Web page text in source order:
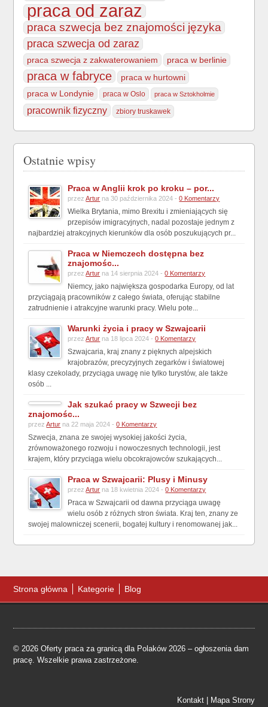
praca od zaraz
praca szwecja bez znajomości języka
praca szwecja od zaraz
praca szwecja z zakwaterowaniem praca w berlinie
praca w fabryce
praca w hurtowni
praca w Londynie
praca w Oslo praca w Sztokholmie
pracownik fizyczny zbiory truskawek
Ostatnie wpisy
Praca w Anglii krok po kroku – por...
przezArtur na 30 października 2024 -0 Komentarzy
Wielka Brytania, mimo Brexitu i zmieniających się
przepisów imigracyjnych, nadal pozostaje jednym z
najbardziej atrakcyjnych kierunków dla osób poszukujących pr...
Praca w Niemczech dostępna bez
znajomośc...
przezArtur na 14 sierpnia 2024 -0 Komentarzy
Niemcy, jako największa gospodarka Europy, od lat
przyciągają pracowników z całego świata, oferując stabilne
zatrudnienie i atrakcyjne warunki pracy. Wielu pote...
Warunki życia i pracy w Szwajcarii
przezArtur na 18 lipca 2024 -0 Komentarzy
Szwajcaria, kraj znany z pięknych alpejskich
krajobrazów, precyzyjnych zegarków i światowej
klasy czekolady, przyciąga uwagę nie tylko turystów, ale także
osób ...
Jak szukać pracy w Szwecji bez
znajomośc...
przezArtur na 22 maja 2024 -0 Komentarzy
Szwecja, znana ze swojej wysokiej jakości życia,
zrównoważonego rozwoju i nowoczesnych technologii, jest
krajem, który przyciąga wielu obcokrajowców szukających...
Praca w Szwajcarii: Plusy i Minusy
przezArtur na 18 kwietnia 2024 -0 Komentarzy
Praca w Szwajcarii od dawna przyciąga uwagę
wielu osób z różnych stron świata. Kraj ten, znany ze
swojej malowniczej scenerii, bogatej kultury i renomowanej jak...
Strona główna Kategorie Blog
© 2026 Oferty praca za granicą dla Polaków 2026 – ogłoszenia dam
pracę. Wszelkie prawa zastrzeżone.
Kontakt| Mapa Strony